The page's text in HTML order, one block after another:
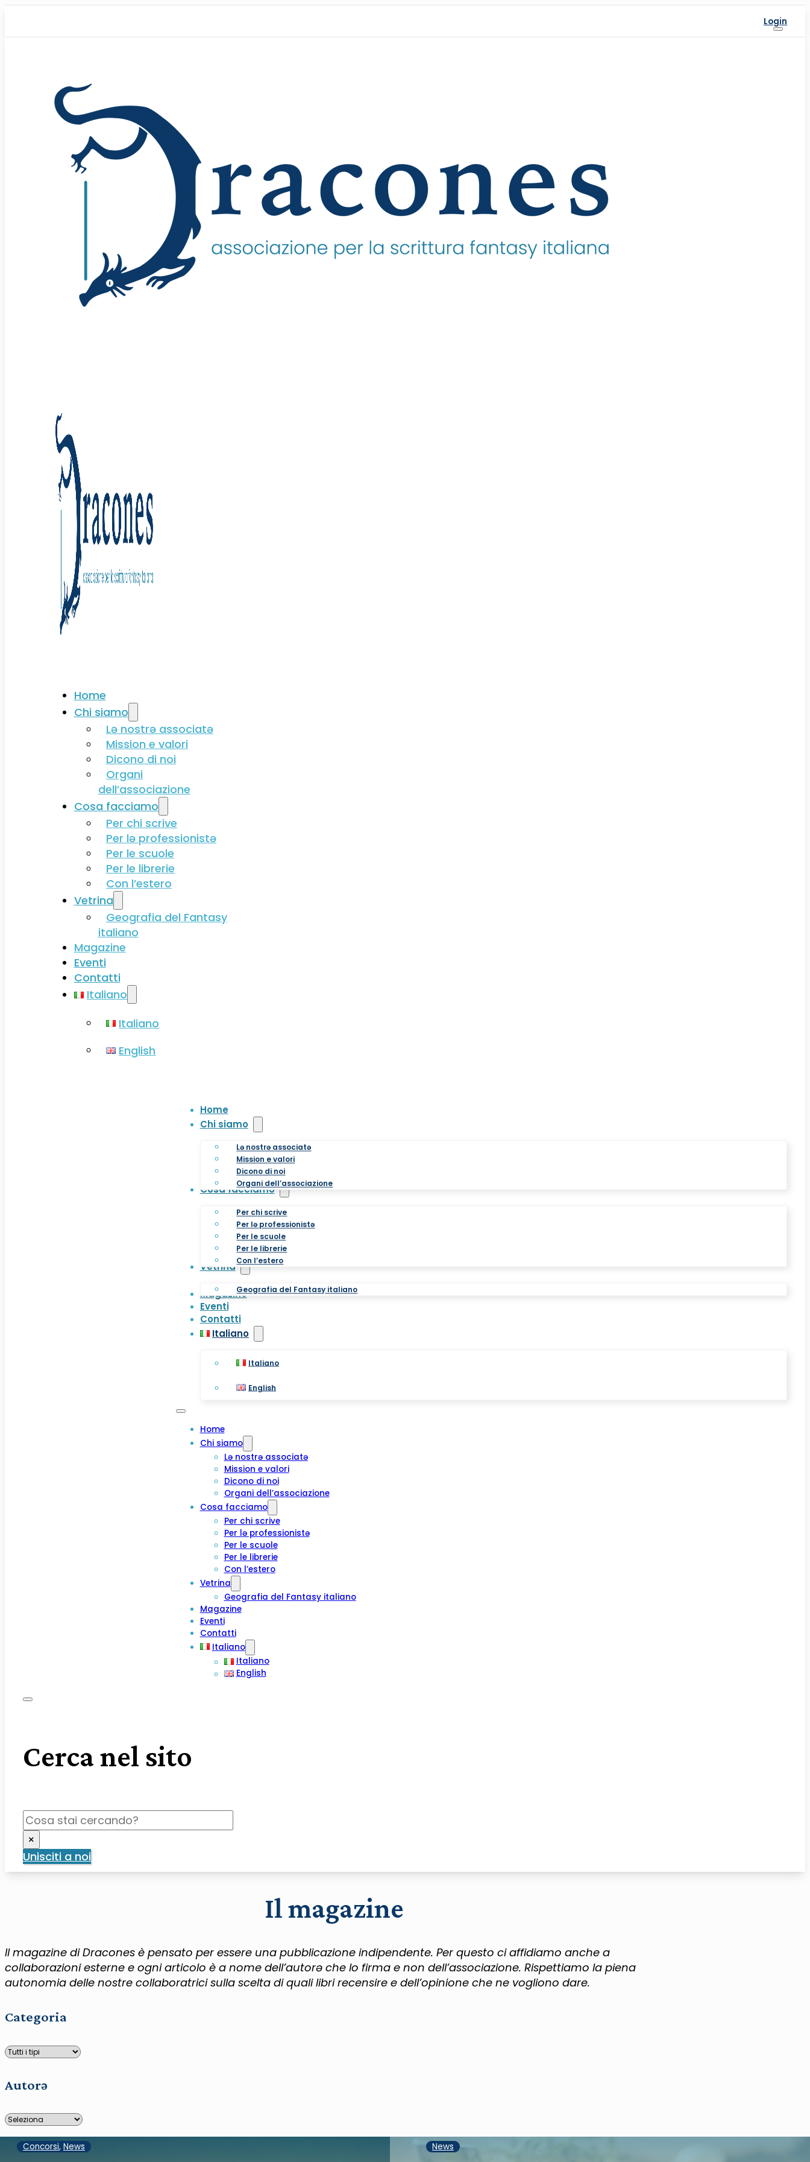
Login
Home
Chi siamo
Lə nostrə associatə
Mission e valori
Dicono di noi
Organi
dell’associazione
Cosa facciamo
Per chi scrive
Per lə professionistə
Per le scuole
Per le librerie
Con l’estero
Vetrina
Geografia del Fantasy
italiano
Magazine
Eventi
Contatti
Italiano
Italiano
English
Home
Chi siamo
Lə nostrə associatə
Mission e valori
Dicono di noi
Organi dell’associazione
Cosa facciamo
Per chi scrive
Per lə professionistə
Per le scuole
Per le librerie
Con l’estero
Vetrina
Geografia del Fantasy italiano
Magazine
Eventi
Contatti
Italiano
Italiano
English
Home
Chi siamo
Lə nostrə associatə
Mission e valori
Dicono di noi
Organi dell’associazione
Cosa facciamo
Per chi scrive
Per lə professionistə
Per le scuole
Per le librerie
Con l’estero
Vetrina
Geografia del Fantasy italiano
Magazine
Eventi
Contatti
Italiano
Italiano
English
Cerca nel sito
Cerca
×
Unisciti a noi
Il magazine
Il magazine di Dracones è pensato per essere una pubblicazione indipendente. Per questo ci affidiamo anche a
collaborazioni esterne e ogni articolo è a nome dell’autorə che lo firma e non dell’associazione. Rispettiamo la piena
autonomia delle nostre collaboratrici sulla scelta di quali libri recensire e dell’opinione che ne vogliono dare.
Categoria
Autorə
Concorsi, News News